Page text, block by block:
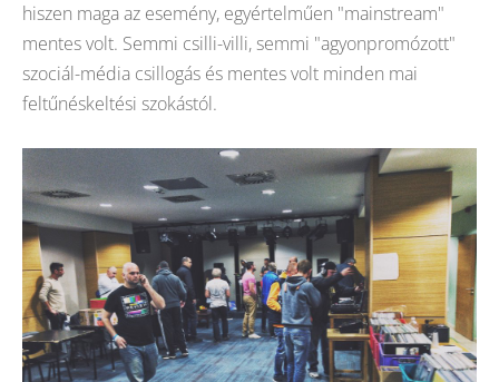
hiszen maga az esemény, egyértelműen "mainstream"
mentes volt. Semmi csilli-villi, semmi "agyonpromózott"
szociál-média csillogás és mentes volt minden mai
feltűnéskeltési szokástól.